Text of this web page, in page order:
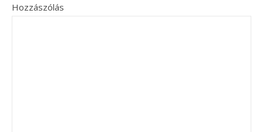
Hozzászólás